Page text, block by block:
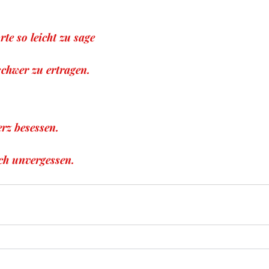
so leicht zu sage
zu ertragen.
besessen.
unvergessen.